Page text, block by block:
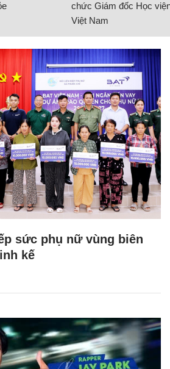
chức Giám đốc Học
Việt Nam
sức phụ nữ vùng biên
kế